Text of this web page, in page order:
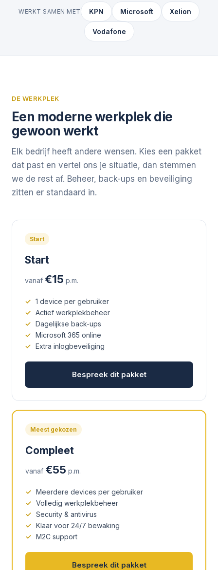
WERKT SAMEN MET KPN Microsoft Xelion
Vodafone
DE WERKPLEK
Een moderne werkplek die
gewoon werkt
Elk bedrijf heeft andere wensen. Kies een pakket
dat past en vertel ons je situatie, dan stemmen
we de rest af. Beheer, back-ups en beveiliging
zitten er standaard in.
Start
Start
vanaf €15 p.m.
1 device per gebruiker
Actief werkplekbeheer
Dagelijkse back-ups
Microsoft 365 online
Extra inlogbeveiliging
Bespreek dit pakket
Meest gekozen
Compleet
vanaf €55 p.m.
Meerdere devices per gebruiker
Volledig werkplekbeheer
Security & antivirus
Klaar voor 24/7 bewaking
M2C support
Bespreek dit pakket